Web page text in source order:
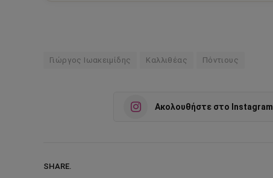
Γιώργος Ιωακειμίδης Καλλιθέας Πόντιους
Ακολουθήστε στο Instagram
SHARE.